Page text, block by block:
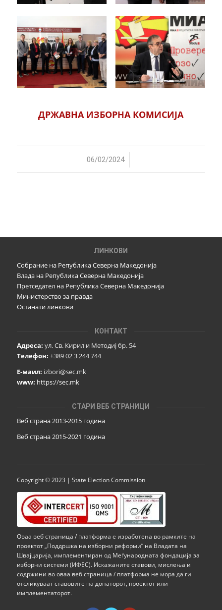
ДРЖАВНА ИЗБОРНА КОМИСИЈА
06/02/2024
/
ЛИНКОВИ
Собрание на Република Северна Македонија
Влада на Република Северна Македонија
Претседател на Република Северна Македонија
Министерство за правда
Останати линкови
КОНТАКТ
Адреса: ул. Св. Кирил и Методиј бр. 54
Телефон: +389 02 3 244 744
Е-маил: izbori@sec.mk
www: https://sec.mk
СТАРИ ВЕБ СТРАНИЦИ
Веб страна 2013-2015 година
Веб страна 2015-2021 година
Copyright © 2023 | State Election Commission
Оваа веб страница / платформа е изработена во рамките на
проектот „Поддршка на изборни реформи” на Владата на
Швајцарија, имплементиран од Меѓународната фондација за
изборни системи (ИФЕС). Искажаните ставови, мислења и
содржини во оваа веб страница / платформа не мора да ги
отсликуваат ставовите на донаторот, проектот или
имплементаторот.